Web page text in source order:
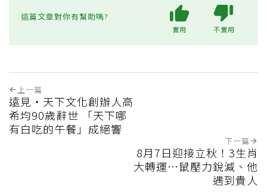
這篇文章對你有幫助嗎?
實用 不實用
上一篇
遠見‧天下文化創辦人高
希均90歲辭世 「天下哪
有白吃的午餐」成絕響
下一篇
8月7日迎接立秋！3生肖
大轉運…鼠壓力銳減、他
遇到貴人